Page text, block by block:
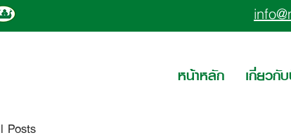
หน้าหลัก เกี่ยวกั
Posts